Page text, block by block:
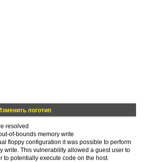
логотип
resolved
of-bounds memory write
floppy configuration it was possible to perform
write. This vulnerability allowed a guest user to
to potentially execute code on the host.